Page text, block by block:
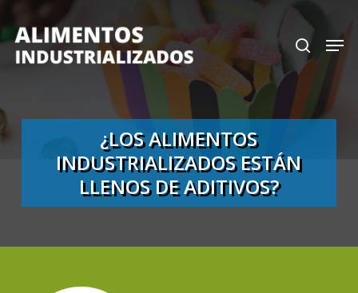
to
main
search
¿LOS ALIMENTOS
INDUSTRIALIZADOS ESTÁN
LLENOS DE ADITIVOS?
Close
Menu